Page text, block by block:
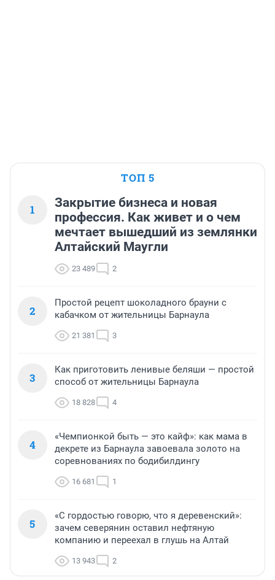
ТОП 5
1
Закрытие бизнеса и новая
профессия. Как живет и о чем
мечтает вышедший из землянки
Алтайский Маугли
23 489 2
2
Простой рецепт шоколадного брауни с
кабачком от жительницы Барнаула
21 381 3
3
Как приготовить ленивые беляши — простой
способ от жительницы Барнаула
18 828 4
4
«Чемпионкой быть — это кайф»: как мама в
декрете из Барнаула завоевала золото на
соревнованиях по бодибилдингу
16 681 1
5
«С гордостью говорю, что я деревенский»:
зачем северянин оставил нефтяную
компанию и переехал в глушь на Алтай
13 943 2